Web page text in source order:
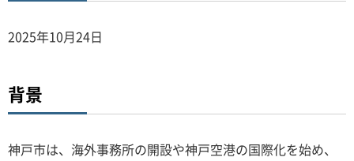
2025年10月24日
背景
神戸市は、海外事務所の開設や神戸空港の国際化を始め、